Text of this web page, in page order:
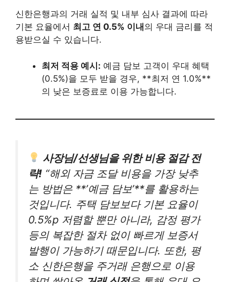
신한은행과의 거래 실적 및 내부 심사 결과에 따라
기본 요율에서 최고 연 0.5% 이내 의 우대 금리를 적
용받으실 수 있습니다.
최저 적용 예시: 예금 담보 고객이 우대 혜택
(0.5%)을 모두 받을 경우, **최저 연 1.0%**
의 낮은 보증료로 이용 가능합니다.
사장님/선생님을 위한 비용 절감 전
략! “해외 자금 조달 비용을 가장 낮추
는 방법은 **’예금 담보’**를 활용하는
것입니다. 주택 담보보다 기본 요율이
0.5%p 저렴할 뿐만 아니라, 감정 평가
등의 복잡한 절차 없이 빠르게 보증서
발행이 가능하기 때문입니다. 또한, 평
소 신한은행을 주거래 은행으로 이용